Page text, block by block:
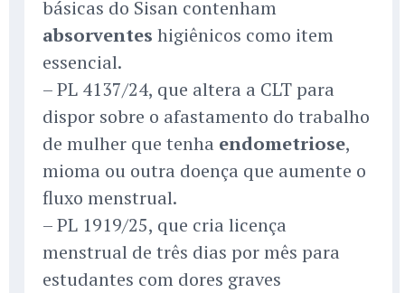
básicas do Sisan contenham
absorventes higiênicos como item
essencial.
– PL 4137/24, que altera a CLT para
dispor sobre o afastamento do trabalho
de mulher que tenha endometriose,
mioma ou outra doença que aumente o
fluxo menstrual.
– PL 1919/25, que cria licença
menstrual de três dias por mês para
estudantes com dores graves